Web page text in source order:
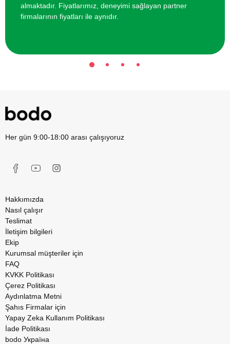
almaktadır. Fiyatlarımız, deneyimi sağlayan partner
firmalarının fiyatları ile aynıdır.
Her gün 9:00-18:00 arası çalışıyoruz
Hakkımızda
Nasıl çalışır
Teslimat
İletişim bilgileri
Ekip
Kurumsal müşteriler için
FAQ
KVKK Politikası
Çerez Politikası
Aydınlatma Metni
Şahıs Firmalar için
Yapay Zeka Kullanım Politikası
İade Politikası
bodo Україна